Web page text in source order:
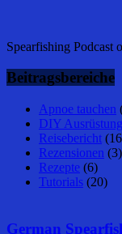
Spearfishing Podcast
Beitragsbereiche
Apnoe tauchen
DIY Ausrüstung
Reisebericht
Rezensionen (3)
Rezepte (6)
Tutorials (20)
German